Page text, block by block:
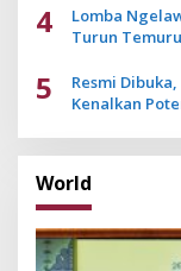
4
Lomba
Turun
5
Resmi
Kenalkan
World